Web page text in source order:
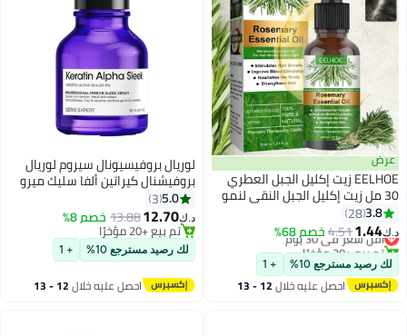
عرض
EELHOE زيت إكليل الجبل العطري
30 مل زيت إكليل الجبل النقي لنمو
الشعر والعناية بالبشرة، تغذية فروة
الرأس، يحفز نمو الشعر، التخلص من
الحكة وفروة الرأس الجافة، زيت
منعش للعلاج العطري للرجال
والنساء
3.8
28
د.ك‏1.44
4.51خصم 68%أقل سعر في 30 يوم
تم بيع +30 مؤخرًا
أقل سعر في 30 يوم
لك رصيد مسترجع 10% + 1
احصل عليه خلال 12 - 13
لوريال بروفيسيونال سيروم لوريال
بروفيشنال كيراتين ألفا سليك ميرو
سليك 50 مل
5.0
3
د.ك‏12.70
13.88خصم 8%
تم بيع +20 مؤخرًا
تم بيع +20 مؤخرًا
لك رصيد مسترجع 10% + 1
احصل عليه خلال 12 - 13